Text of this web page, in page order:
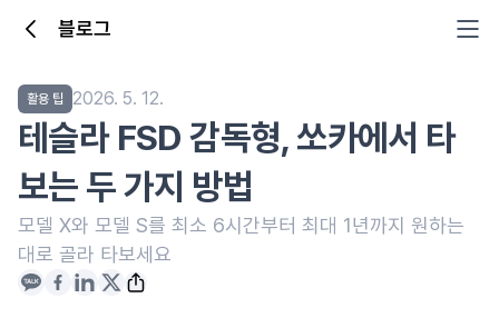
블로그
활용 팁 2026. 5. 12.
테슬라 FSD 감독형, 쏘카에서 타
보는 두 가지 방법
모델 X와 모델 S를 최소 6시간부터 최대 1년까지 원하는
대로 골라 타보세요